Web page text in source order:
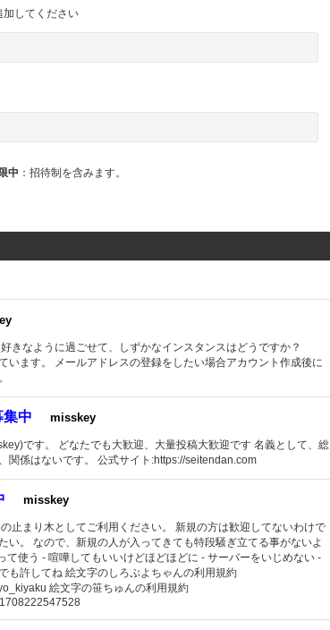
加してください
中 ：招待制を含みます。
きなように過ごせて、しずかなインスタンスはどうですか？
います。 メールアドレスの登録をしたい場合アカウント作成後に
集中 misskey
です。 どなたでも大歓迎、大量投稿大歓迎です 名義として、総
関係はないです。 公式サイト:https://seitendan.com
misskey
止まり木としてご利用ください。 新規の方は歓迎してないわけで
い。 なので、新規の人が入ってきても特段騒ぎ立てる事がないよ
て使う - 喧嘩してもいいけどほどほどに - サーバーをいじめない -
も許してね 絵文字のしろぷよちゃんの利用規約
絵文字の笹ちゅんの利用規約